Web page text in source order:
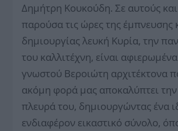
Δημήτρη Κουκούδη. Σε αυτούς
παρούσα τις ώρες της έμπνευσης
δημιουργίας λευκή Κυρία, την
του καλλιτέχνη, είναι
γνωστού Βεροιώτη αρχιτέκτονα
ακόμη φορά μας αποκαλύπτει την
πλευρά του, δημιουργώντας ένα
ενδιαφέρον εικαστικό σύνολο,